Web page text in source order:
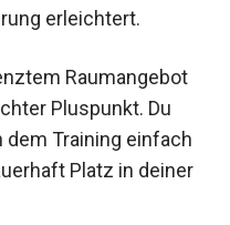
erleichtert.
Raumangebot
Pluspunkt. Du
Training einfach
Platz in deiner